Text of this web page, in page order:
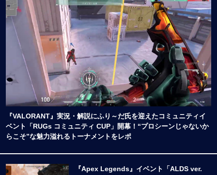
『VALORANT』実況・解説にふり～だ氏を迎えたコミュニティイ
ベント「RUGs コミュニティ CUP」開幕！“プロシーンじゃないか
らこそ”な魅力溢れるトーナメントをレポ
『Apex Legends』イベント「ALDS ver.